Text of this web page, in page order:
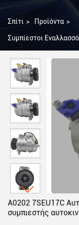
Σπίτι > Προϊόντα >
Συμπίεστοι
αυτοκινήτου για
64526956716
Α0202 7SEU17C
συμπιεστής